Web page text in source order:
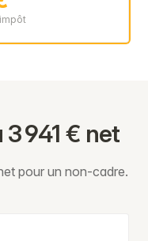
941 € net
pour un non-cadre.